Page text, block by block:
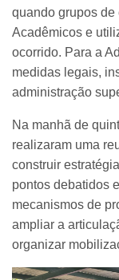
quando grupos de
Acadêmicos e
ocorrido. Para a
medidas legais,
administração
Na manhã de
realizaram uma
construir
pontos debatidos
mecanismos de
ampliar a
organizar